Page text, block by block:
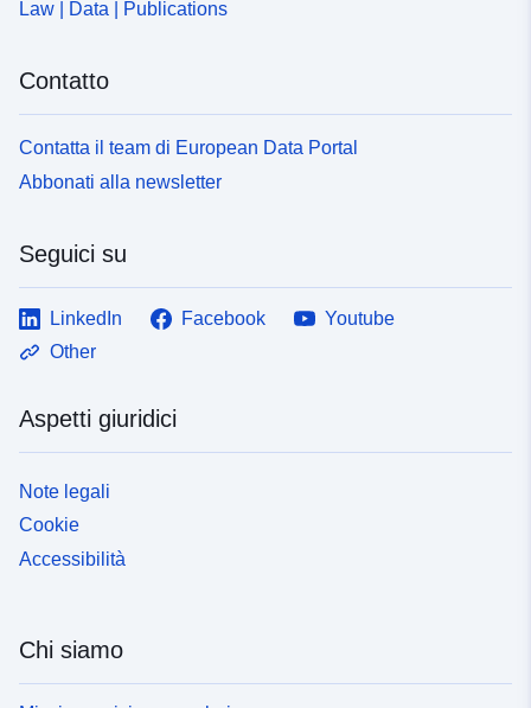
Law | Data | Publications
Contatto
Contatta il team di European Data Portal
Abbonati alla newsletter
Seguici su
LinkedIn Facebook
Youtube
Other
Aspetti giuridici
Note legali
Cookie
Accessibilità
Chi siamo